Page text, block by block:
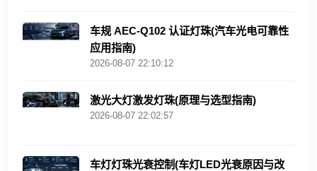
车规 AEC‑Q102 认证灯珠(汽车光电可靠性
应用指南)
2026-08-07 22:10:12
激光大灯激发灯珠(原理与选型指南)
2026-08-07 22:02:57
车灯灯珠光衰控制(车灯LED光衰原因与改